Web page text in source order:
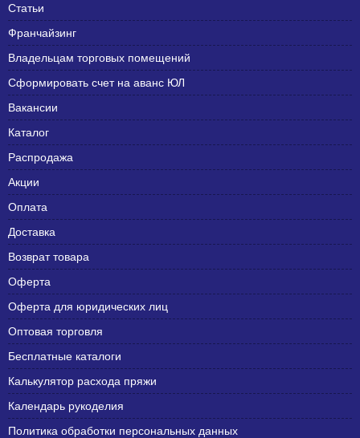
Статьи
Франчайзинг
Владельцам торговых помещений
Сформировать счет на аванс ЮЛ
Вакансии
Каталог
Распродажа
Акции
Оплата
Доставка
Возврат товара
Оферта
Оферта для юридических лиц
Оптовая торговля
Бесплатные каталоги
Калькулятор расхода пряжи
Календарь рукоделия
Политика обработки персональных данных